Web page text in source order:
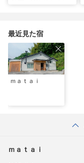
最近見た宿
ｍａｔａｉ
ｍａｔａｉ